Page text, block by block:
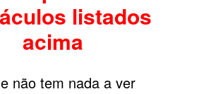
listados
acima
não tem nada a ver